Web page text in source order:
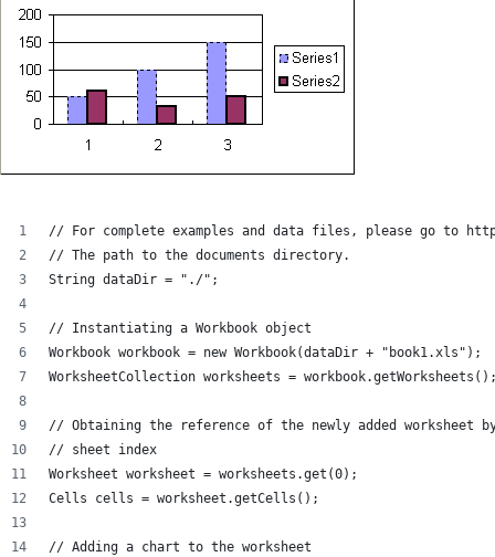
// For complete examples and data files, please go to
// The path to the documents directory.
String dataDir = "./";
// Instantiating a Workbook object
Workbook workbook = new Workbook(dataDir + "book1.xls");
WorksheetCollection worksheets =
// Obtaining the reference of the newly added worksheet
// sheet index
Worksheet worksheet = worksheets.get(0);
Cells cells = worksheet.getCells();
// Adding a chart to the worksheet